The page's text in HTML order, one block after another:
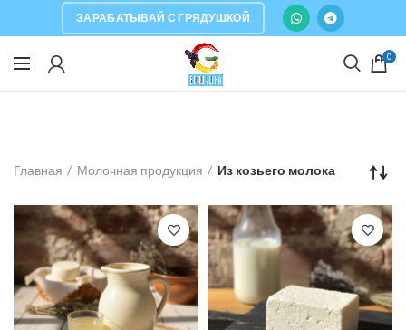
ЗАРАБАТЫВАЙ С ГРЯДУШКОЙ
0
Главная Молочная продукция Из козьего молока